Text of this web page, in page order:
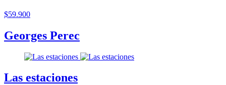
$59.900
Georges Perec
Las estaciones